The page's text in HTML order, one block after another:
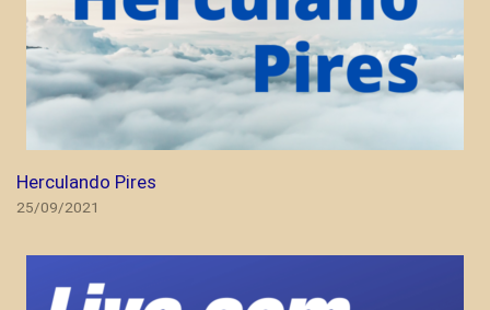
Herculando Pires
25/09/2021